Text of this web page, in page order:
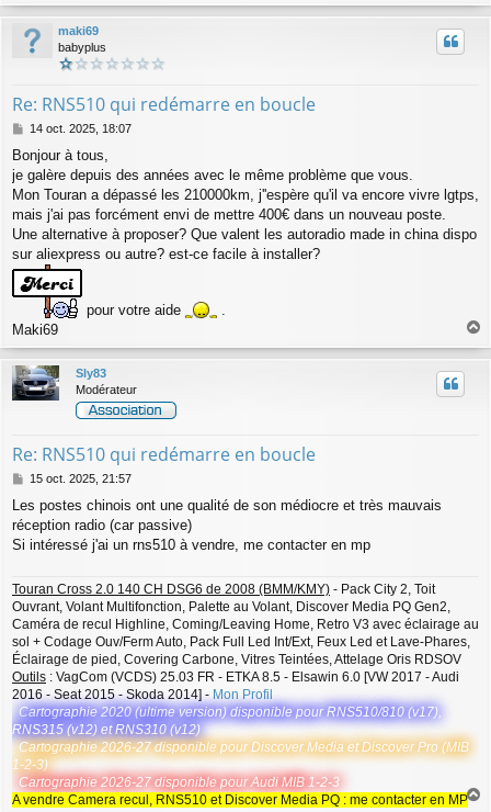
u
maki69
babyplus
Re: RNS510 qui redémarre en boucle
M
s
s
a
g
14 oct. 2025, 18:07
Bonjour à tous,
je galère depuis des années avec le même problème que vous.
Mon Touran a dépassé les 210000km, j''espère qu'il va encore vivre lgtps,
mais j'ai pas forcément envi de mettre 400€ dans un nouveau poste.
Une alternative à proposer? Que valent les autoradio made in china dispo
sur aliexpress ou autre? est-ce facile à installer?
pour votre aide
.
Maki69
a
u
Sly83
Modérateur
Re: RNS510 qui redémarre en boucle
M
s
s
a
15 oct. 2025, 21:57
Les postes chinois ont une qualité de son médiocre et très mauvais
réception radio (car passive)
Si intéressé j'ai un rns510 à vendre, me contacter en mp
Touran Cross 2.0 140 CH DSG6 de 2008 (BMM/KMY) - Pack City 2, Toit
Ouvrant, Volant Multifonction, Palette au Volant, Discover Media PQ Gen2,
Caméra de recul Highline, Coming/Leaving Home, Retro V3 avec éclairage au
sol + Codage Ouv/Ferm Auto, Pack Full Led Int/Ext, Feux Led et Lave-Phares,
Éclairage de pied, Covering Carbone, Vitres Teintées, Attelage Oris RDSOV
Outils : VagCom (VCDS) 25.03 FR - ETKA 8.5 - Elsawin 6.0 [VW 2017 - Audi
2016 - Seat 2015 - Skoda 2014] - Mon Profil
Cartographie 2020 (ultime version) disponible pour RNS510/810 (v17),
RNS315 (v12) et RNS310 (v12)
Cartographie 2026-27 disponible pour Discover Media et Discover Pro (MIB
1-2-3)
Cartographie 2026-27 disponible pour Audi MIB 1-2-3
A vendre Camera recul, RNS510 et Discover Media PQ : me contacter en MP